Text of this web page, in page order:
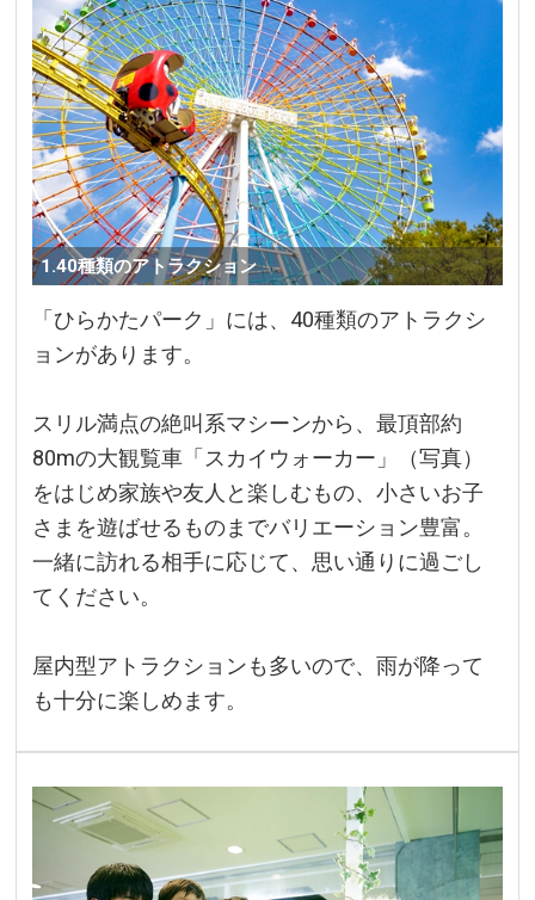
1.40種類のアトラクション
「ひらかたパーク」には、40種類のアトラクシ
ョンがあります。
スリル満点の絶叫系マシーンから、最頂部約
80mの大観覧車「スカイウォーカー」（写真）
をはじめ家族や友人と楽しむもの、小さいお子
さまを遊ばせるものまでバリエーション豊富。
一緒に訪れる相手に応じて、思い通りに過ごし
てください。
屋内型アトラクションも多いので、雨が降って
も十分に楽しめます。